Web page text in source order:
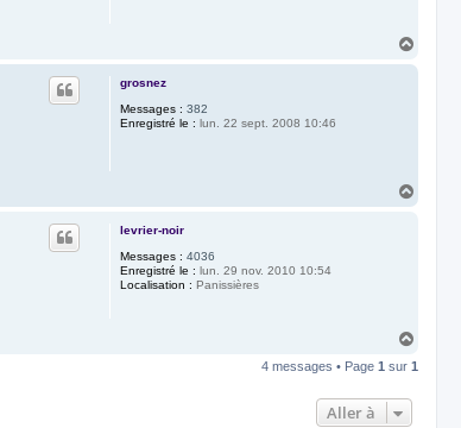
grosnez
Messages : 382
Enregistré le : lun. 22 sept. 2008 10:46
levrier-noir
Messages : 4036
Enregistré le : lun. 29 nov. 2010 10:54
Localisation : Panissières
u
4 messages • Page 1 sur 1
Aller à